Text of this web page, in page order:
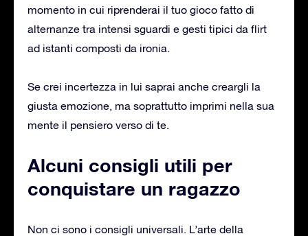
momento in cui riprenderai il tuo gioco fatto di
alternanze tra intensi sguardi e gesti tipici da flirt
ad istanti composti da ironia.
Se crei incertezza in lui saprai anche creargli la
giusta emozione, ma soprattutto imprimi nella sua
mente il pensiero verso di te.
Alcuni consigli utili per
conquistare un ragazzo
Non ci sono i consigli universali. L’arte della